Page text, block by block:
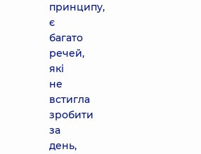
принципу,
є
багато
речей,
які
не
встигла
зробити
за
день,